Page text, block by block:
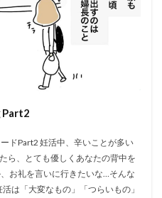
Part2
ドPart2 妊活中、辛いことが多い
ら、とても優しくあなたの背中を
お礼を言いに行きたいな…そんな
は「大変なもの」「つらいもの」